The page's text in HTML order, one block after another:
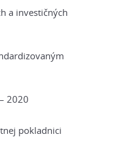
a investičných
2020
pokladnici